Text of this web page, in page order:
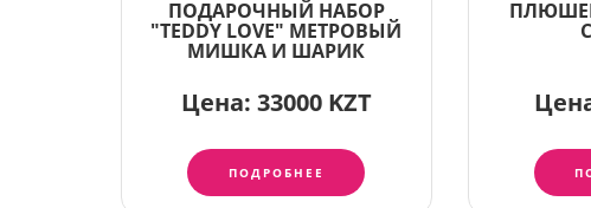
ПОДАРОЧНЫЙ НАБОР
"TEDDY LOVE" МЕТРОВЫЙ
МИШКА И ШАРИК
Цена: 33000 KZT
ПОДРОБНЕЕ